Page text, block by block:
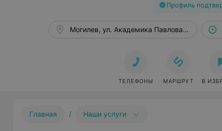
Профиль
Могилев, ул. Академика Павлова, 2а
ТЕЛЕФОНЫ МАРШРУТ В
Главная / Наши услуги